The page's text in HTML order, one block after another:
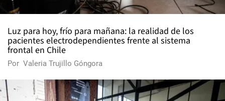
Luz para hoy, frío para mañana: la realidad de los
pacientes electrodependientes frente al sistema
frontal en Chile
Por Valeria Trujillo Góngora